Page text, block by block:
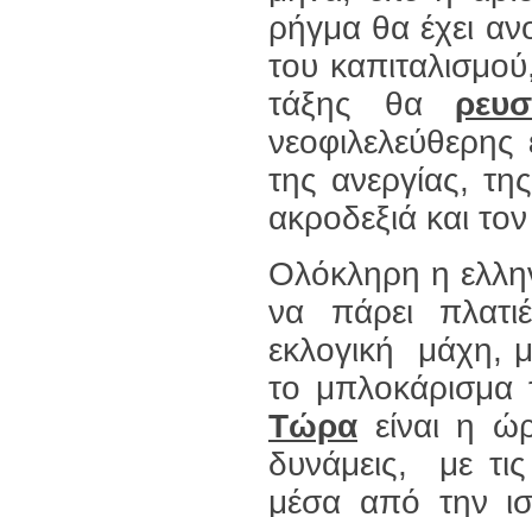
ρήγμα θα έχει
του
τάξης θα
της ανεργίας,
ακροδεξιά και
Ολόκληρη η
να πάρει
εκλογική μάχη,
το μπλοκάρισμα
Τώρα είναι η
δυνάμεις, με
μέσα από την